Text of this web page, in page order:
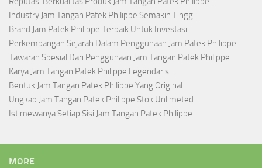
Industry Jam Tangan Patek Philippe Semakin Tinggi
Brand Jam Patek Philippe Terbaik Untuk Investasi
Perkembangan Sejarah Dalam Penggunaan Jam Patek Philippe
Tawaran Spesial Dari Penggunaan Jam Tangan Patek Philippe
Karya Jam Tangan Patek Philippe Legendaris
Bentuk Jam Tangan Patek Philippe Yang Original
Ungkap Jam Tangan Patek Philippe Stok Unlimeted
Istimewanya Setiap Sisi Jam Tangan Patek Philippe
MORE